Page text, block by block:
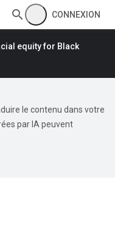
CONNEXION
equity for Black
le contenu dans votre
par IA peuvent